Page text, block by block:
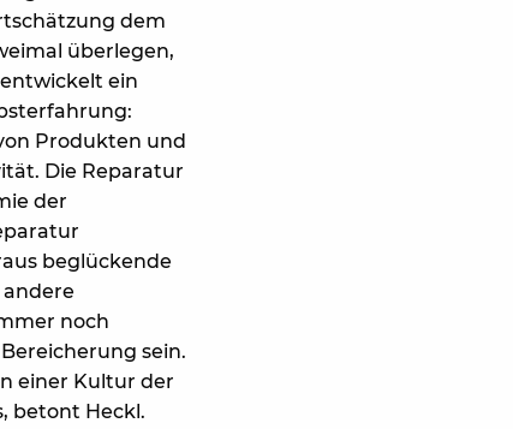
dem
überlegen,
ein
Produkten und
Die Reparatur
der
beglückende
noch
sein.
einer Kultur der
betont Heckl.